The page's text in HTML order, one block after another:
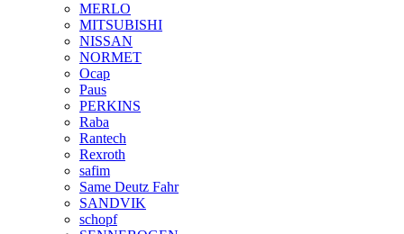
MERLO
MITSUBISHI
NISSAN
NORMET
Ocap
Paus
PERKINS
Raba
Rantech
Rexroth
safim
Same Deutz Fahr
SANDVIK
schopf